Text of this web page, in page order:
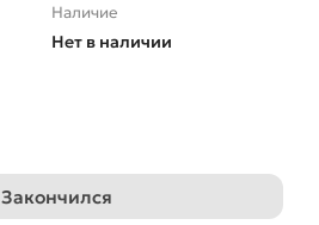
Наличие
Нет в наличии
Закончился